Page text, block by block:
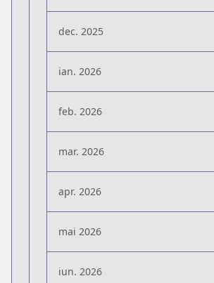
dec. 2025
ian. 2026
feb. 2026
mar. 2026
apr. 2026
mai 2026
iun. 2026